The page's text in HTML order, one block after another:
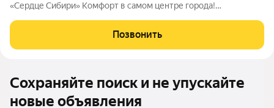
«Сердце Сибири» Комфорт в самом центре города!
идеальным ремонтом в самом востребованном жилом
комплексе комфорт-класса. О квартире:
Позвонить
Сохраняйте поиск и не упускайте
новые объявления